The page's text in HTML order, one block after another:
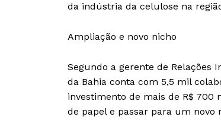
da indústria da celulose na
Ampliação e novo nicho
Segundo a gerente de Relações
da Bahia conta com 5,5 mil
investimento de mais de R$
de papel e passar para um